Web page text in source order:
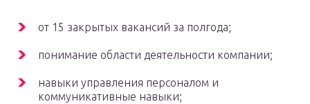
от 15 закрытых вакансий за полгода;
понимание области деятельности компании;
навыки управления персоналом и
коммуникативные навыки;